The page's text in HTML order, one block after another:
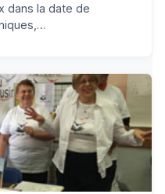
dans la date de